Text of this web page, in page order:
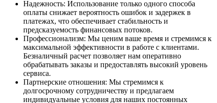
Надежность: Использование только одного способа
оплаты снижает вероятность ошибок и задержек в
платежах, что обеспечивает стабильность и
предсказуемость финансовых потоков.
Профессионализм: Мы ценим ваше время и стремимся к
максимальной эффективности в работе с клиентами.
Безналичный расчет позволяет нам оперативно
обрабатывать заказы и предоставлять высокий уровень
сервиса.
Партнерские отношения: Мы стремимся к
долгосрочному сотрудничеству и предлагаем
индивидуальные условия для наших постоянных